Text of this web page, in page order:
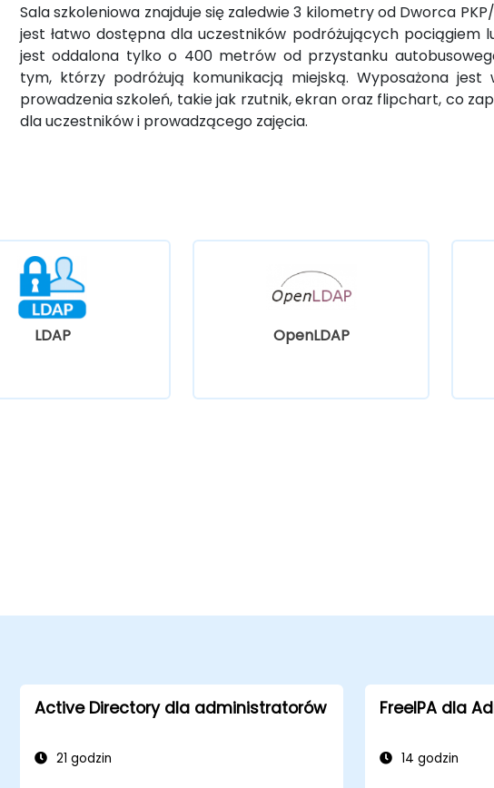
Sala szkoleniowa znajduje się zaledwie 3 kilometry od Dworca
jest łatwo dostępna dla uczestników podróżujących pociągiem
jest oddalona tylko o 400 metrów od przystanku
tym, którzy podróżują komunikacją miejską. Wyposażona jest
prowadzenia szkoleń, takie jak rzutnik, ekran oraz flipchart, co
dla uczestników i prowadzącego zajęcia.
LDAP OpenLDAP
Active Directory dla administratorów
21 godzin
FreeIPA dla
14 godzin